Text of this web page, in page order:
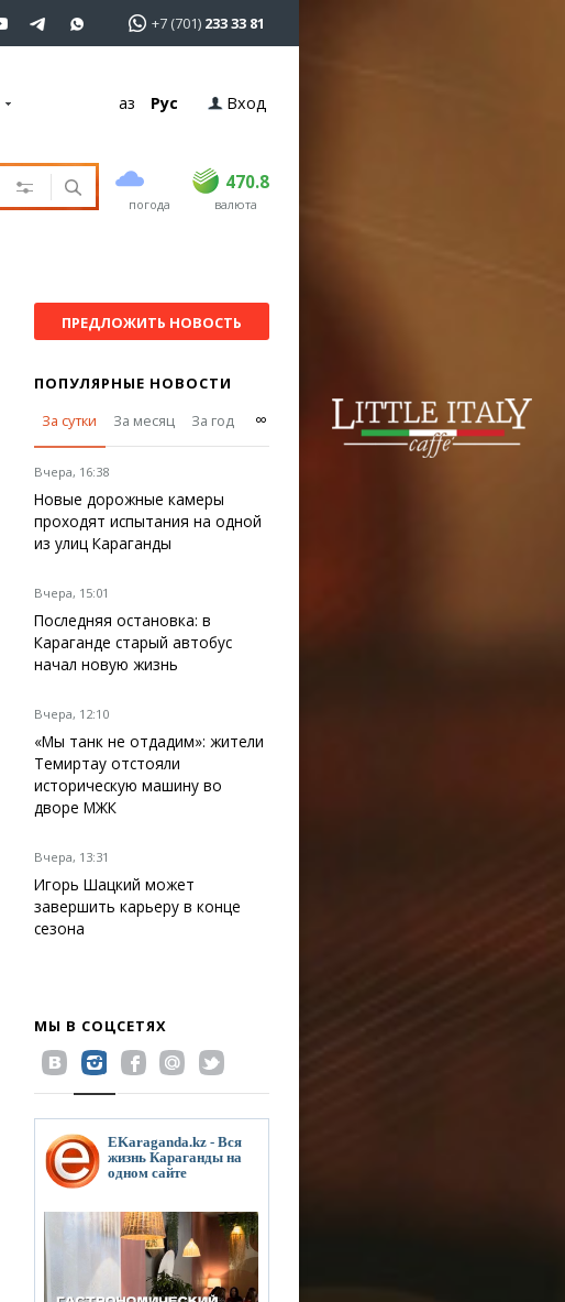
+7 (701) 233 33 81
Қаз Рус Вход
погода
470.8
USD 468.5 470.8
EUR валюта
ПРЕДЛОЖИТЬ НОВОСТЬ
ПОПУЛЯРНЫЕ НОВОСТИ
За сутки
За месяц За год ∞
Вчера, 16:38
Новые дорожные камеры
проходят испытания на одной
из улиц Караганды
Вчера, 15:01
Последняя остановка: в
Караганде старый автобус
начал новую жизнь
Вчера, 12:10
«Мы танк не отдадим»: жители
Темиртау отстояли
историческую машину во
дворе МЖК
Вчера, 13:31
Игорь Шацкий может
завершить карьеру в конце
сезона
МЫ В СОЦСЕТЯХ
EKaraganda.kz - Вся
жизнь Караганды на
одном сайте